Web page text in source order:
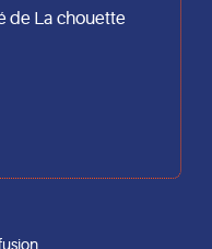
de La chouette